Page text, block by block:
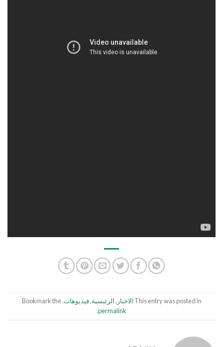
This entry was posted in الاخبار ,الرئيسية,فيديوهات. Bookmark the
permalink
.